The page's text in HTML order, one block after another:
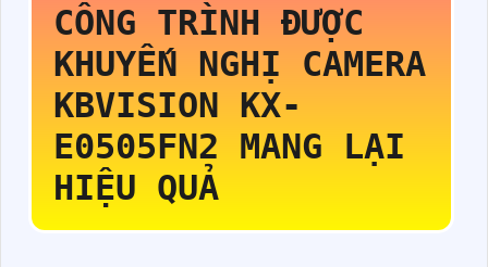
CÔNG TRÌNH ĐƯỢC
KHUYẾN NGHỊ CAMERA
KBVISION KX-
E0505FN2 MANG LẠI
HIỆU QUẢ